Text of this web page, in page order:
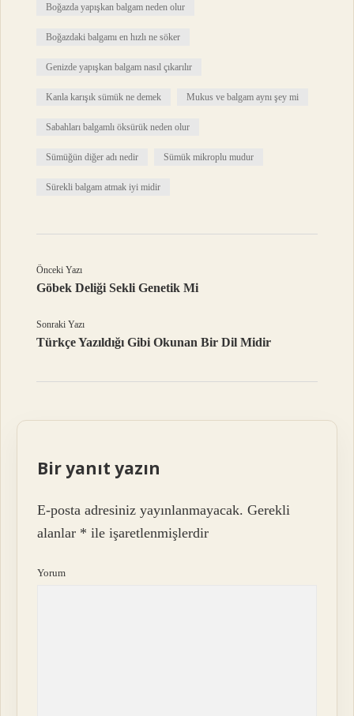
Boğazda yapışkan balgam neden olur
Boğazdaki balgamı en hızlı ne söker
Genizde yapışkan balgam nasıl çıkarılır
Kanla karışık sümük ne demek Mukus ve balgam aynı şey mi
Sabahları balgamlı öksürük neden olur
Sümüğün diğer adı nedir Sümük mikroplu mudur
Sürekli balgam atmak iyi midir
Önceki Yazı
Göbek Deliği Sekli Genetik Mi
Sonraki Yazı
Türkçe Yazıldığı Gibi Okunan Bir Dil Midir
Bir yanıt yazın
E-posta adresiniz yayınlanmayacak. Gerekli
alanlar * ile işaretlenmişlerdir
Yorum